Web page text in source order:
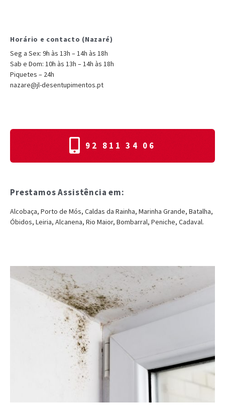
Horário e contacto (Nazaré)
Seg a Sex: 9h às 13h – 14h às 18h
Sab e Dom: 10h às 13h – 14h às 18h
Piquetes – 24h
nazare@jl-desentupimentos.pt
92 811 34 06
Prestamos Assistência em:
Alcobaça, Porto de Mós, Caldas da Rainha, Marinha Grande, Batalha,
Óbidos, Leiria, Alcanena, Rio Maior, Bombarral, Peniche, Cadaval.